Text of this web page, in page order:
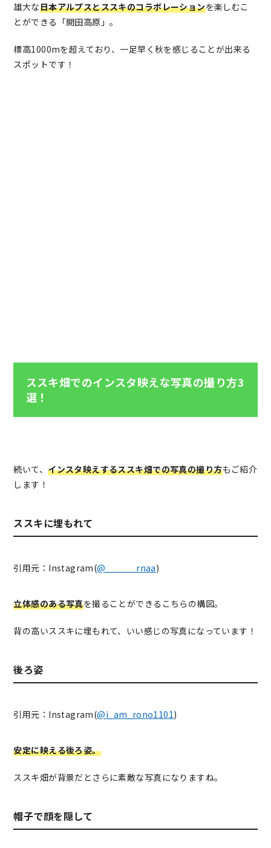
雄大な日本アルプスとススキのコラボレーションを楽しむこ
とができる「開田高原」。
標高1000mを超えており、一足早く秋を感じることが出来る
スポットです！
ススキ畑でのインスタ映えな写真の撮り方3
選！
続いて、インスタ映えするススキ畑での写真の撮り方もご紹介
します！
ススキに埋もれて
引用元：Instagram(@______rnaa)
立体感のある写真を撮ることができるこちらの構図。
背の高いススキに埋もれて、いい感じの写真になっています！
後ろ姿
引用元：Instagram(@i_am_rono1101)
安定に映える後ろ姿。
ススキ畑が背景だとさらに素敵な写真になりますね。
帽子で顔を隠して